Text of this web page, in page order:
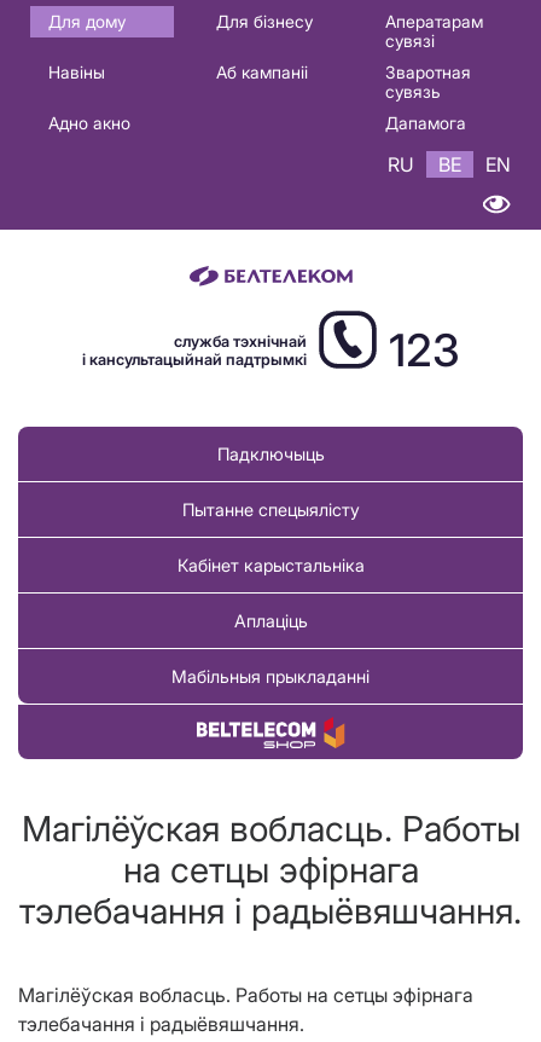
Основная
навигация
Для дому Для бізнесу
Аператарам
сувязі
Навіны
Аб кампаніі
Зваротная
сувязь
Адно акно
Дапамога
RU BE EN
служба тэхнічнай
і кансультацыйнай падтрымкі
123
Падключыць
Пытанне спецыялісту
Кабінет карыстальніка
Аплаціць
Мабільныя прыкладанні
Купіць тавар
Магілёўская вобласць. Работы
на сетцы эфірнага
тэлебачання і радыёвяшчання.
Магілёўская вобласць. Работы на сетцы эфірнага
тэлебачання і радыёвяшчання.